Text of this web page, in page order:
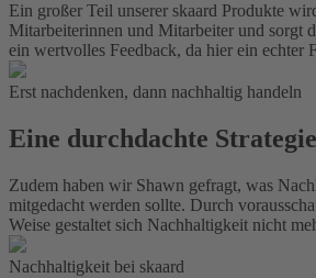
Ein großer Teil unserer skaard Produkte
Mitarbeiterinnen und Mitarbeiter und sorgt
ein wertvolles Feedback, da hier ein echter
Erst nachdenken, dann nachhaltig handeln
Eine durchdachte Strategie
Zudem haben wir Shawn gefragt, was
mitgedacht werden sollte. Durch
Weise gestaltet sich Nachhaltigkeit nicht
Nachhaltigkeit bei skaard